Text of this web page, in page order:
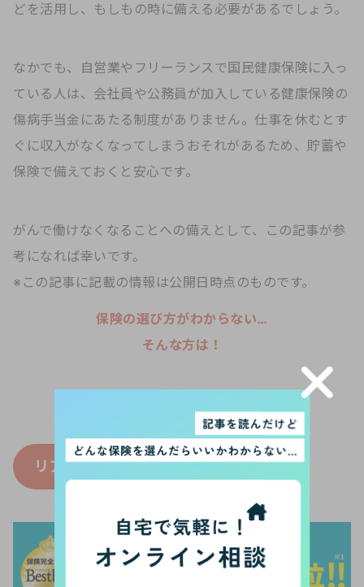
どを活用し、もしもの時に備える必要があるでしょう。
なかでも、自営業やフリーランスで国民健康保険に入っ
ている人は、会社員や公務員が加入している健康保険の
傷病手当金にあたる制度がありません。仕事を休むとす
ぐに収入がなくなってしまうおそれがあるため、貯蓄や
保険で備えておくと安心です。
がんで働けなくなることへの備えとして、この記事が参
考になれば幸いです。
※この記事に記載の情報は公開日時点のものです。
保険の選び方がわからない…
そんな方は！
＼ AIが最適な加入方法を分析 ／
リア ほ保険診断はこちら